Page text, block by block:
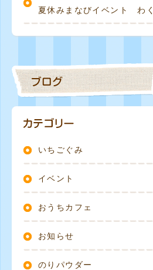
夏休みまなびイベント わ
いちごぐみ
イベント
おうちカフェ
お知らせ
のりパウダー